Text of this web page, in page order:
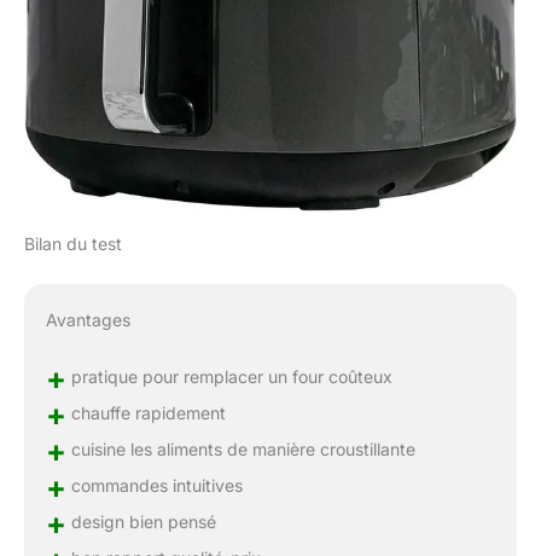
Bilan du test
Avantages
+ pratique pour remplacer un four coûteux
+ chauffe rapidement
+ cuisine les aliments de manière croustillante
+ commandes intuitives
+ design bien pensé